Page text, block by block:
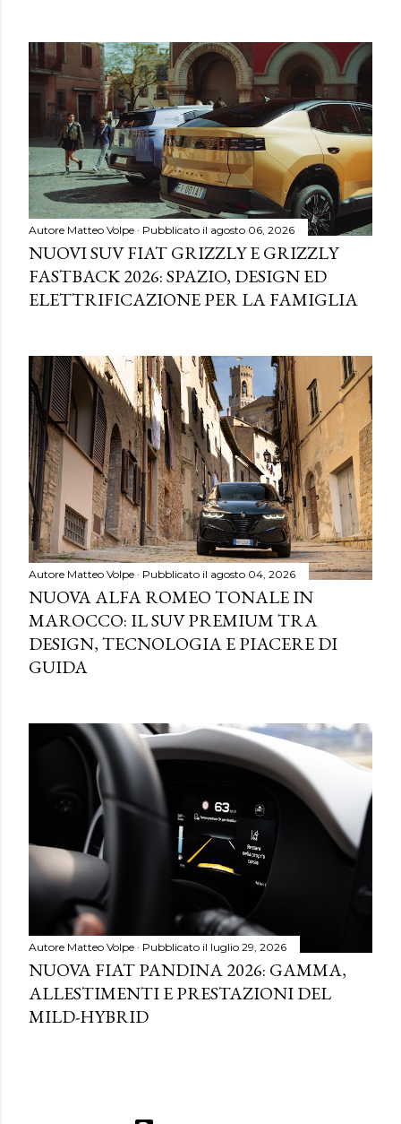
Autore Matteo Volpe Pubblicato il agosto 06, 2026
NUOVI SUV FIAT GRIZZLY E GRIZZLY
FASTBACK 2026: SPAZIO, DESIGN ED
ELETTRIFICAZIONE PER LA FAMIGLIA
Autore Matteo Volpe Pubblicato il agosto 04, 2026
NUOVA ALFA ROMEO TONALE IN
MAROCCO: IL SUV PREMIUM TRA
DESIGN, TECNOLOGIA E PIACERE DI
GUIDA
Autore Matteo Volpe Pubblicato il luglio 29, 2026
NUOVA FIAT PANDINA 2026: GAMMA,
ALLESTIMENTI E PRESTAZIONI DEL
MILD-HYBRID